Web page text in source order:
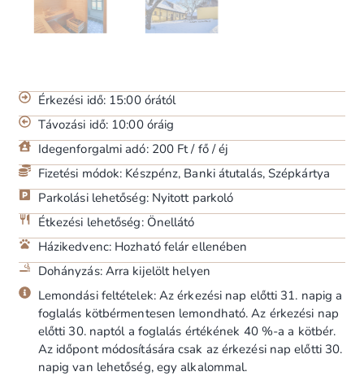
Érkezési idő: 15:00 órától
Távozási idő: 10:00 óráig
Idegenforgalmi adó: 200 Ft / fő / éj
Fizetési módok: Készpénz, Banki átutalás, Szépkártya
Parkolási lehetőség: Nyitott parkoló
Étkezési lehetőség: Önellátó
Házikedvenc: Hozható felár ellenében
Dohányzás: Arra kijelölt helyen
Lemondási feltételek: Az érkezési nap előtti 31. napig a
foglalás kötbérmentesen lemondható. Az érkezési nap
előtti 30. naptól a foglalás értékének 40 %-a a kötbér.
Az időpont módosítására csak az érkezési nap előtti 30.
napig van lehetőség, egy alkalommal.